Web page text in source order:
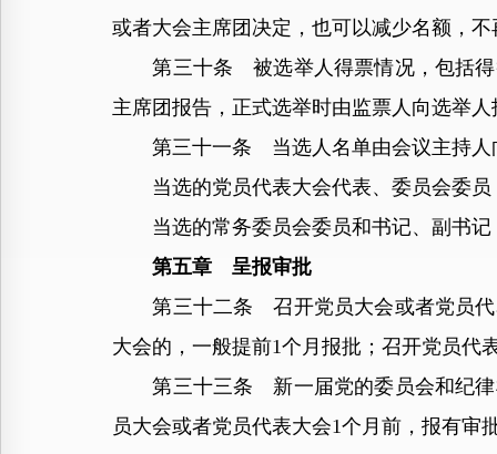
或者大会主席团决定，也可以减少名额，
第三十条 被选举人得票情况，包括得
主席团报告，正式选举时由监票人向选举人
第三十一条 当选人名单由会议主持人
当选的党员代表大会代表、委员会委员
当选的常务委员会委员和书记、副书记
第五章 呈报审批
第三十二条 召开党员大会或者党员代
大会的，一般提前1个月报批；召开党员代
第三十三条 新一届党的委员会和纪律
员大会或者党员代表大会1个月前，报有审